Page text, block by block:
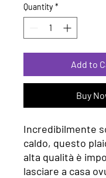
Quantity *
Add to
Buy
Incredibilmente
caldo, questo
alta qualità è
lasciare a casa